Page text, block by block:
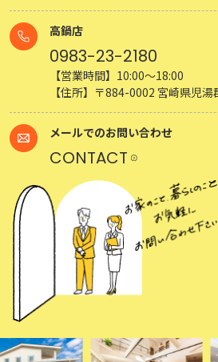
高鍋店
0983-23-2180
【営業時間】10:00～18:00
【住所】〒884-0002 宮崎県児
メールでのお問い合わせ
CONTACT